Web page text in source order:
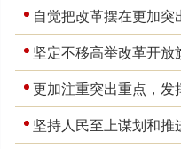
自觉把改革摆在更加突
坚定不移高举改革开放
更加注重突出重点，
坚持人民至上谋划和推